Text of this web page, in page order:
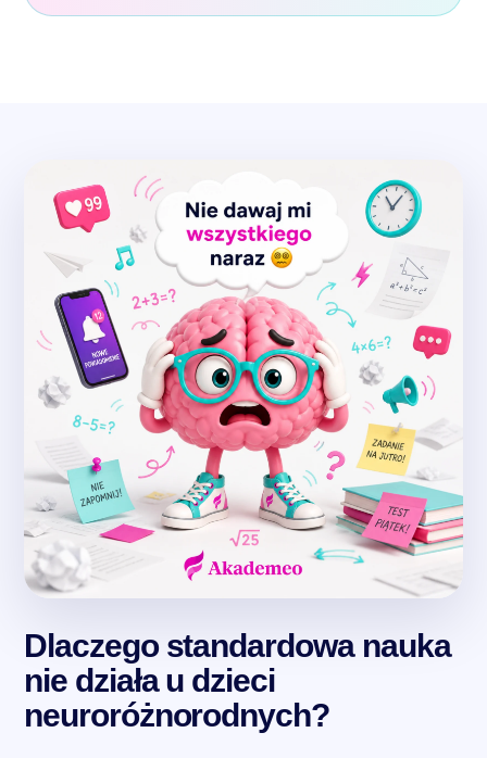
Dlaczego standardowa nauka
nie działa u dzieci
neuroróżnorodnych?